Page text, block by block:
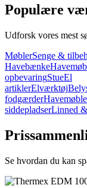
Populære
Udforsk vores mest
MøblerSenge &
Havebænke
opbevaringStueEl
artiklerElværktøj
fodgærder
siddepladserLinned
Se hvordan du kan